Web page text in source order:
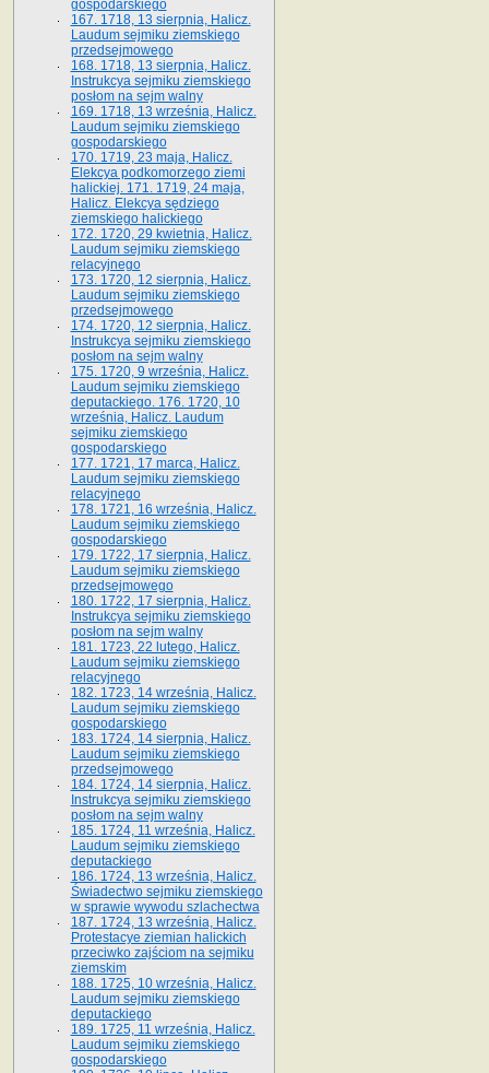
gospodarskiego
167. 1718, 13 sierpnia, Halicz.
Laudum sejmiku ziemskiego
przedsejmowego
168. 1718, 13 sierpnia, Halicz.
Instrukcya sejmiku ziemskiego
posłom na sejm walny
169. 1718, 13 września, Halicz.
Laudum sejmiku ziemskiego
gospodarskiego
170. 1719, 23 maja, Halicz.
Elekcya podkomorzego ziemi
halickiej. 171. 1719, 24 maja,
Halicz. Elekcya sędziego
ziemskiego halickiego
172. 1720, 29 kwietnia, Halicz.
Laudum sejmiku ziemskiego
relacyjnego
173. 1720, 12 sierpnia, Halicz.
Laudum sejmiku ziemskiego
przedsejmowego
174. 1720, 12 sierpnia, Halicz.
Instrukcya sejmiku ziemskiego
posłom na sejm walny
175. 1720, 9 września, Halicz.
Laudum sejmiku ziemskiego
deputackiego. 176. 1720, 10
września, Halicz. Laudum
sejmiku ziemskiego
gospodarskiego
177. 1721, 17 marca, Halicz.
Laudum sejmiku ziemskiego
relacyjnego
178. 1721, 16 września, Halicz.
Laudum sejmiku ziemskiego
gospodarskiego
179. 1722, 17 sierpnia, Halicz.
Laudum sejmiku ziemskiego
przedsejmowego
180. 1722, 17 sierpnia, Halicz.
Instrukcya sejmiku ziemskiego
posłom na sejm walny
181. 1723, 22 lutego, Halicz.
Laudum sejmiku ziemskiego
relacyjnego
182. 1723, 14 września, Halicz.
Laudum sejmiku ziemskiego
gospodarskiego
183. 1724, 14 sierpnia, Halicz.
Laudum sejmiku ziemskiego
przedsejmowego
184. 1724, 14 sierpnia, Halicz.
Instrukcya sejmiku ziemskiego
posłom na sejm walny
185. 1724, 11 września, Halicz.
Laudum sejmiku ziemskiego
deputackiego
186. 1724, 13 września, Halicz.
Świadectwo sejmiku ziemskiego
w sprawie wywodu szlachectwa
187. 1724, 13 września, Halicz.
Protestacye ziemian halickich
przeciwko zajściom na sejmiku
ziemskim
188. 1725, 10 września, Halicz.
Laudum sejmiku ziemskiego
deputackiego
189. 1725, 11 września, Halicz.
Laudum sejmiku ziemskiego
gospodarskiego